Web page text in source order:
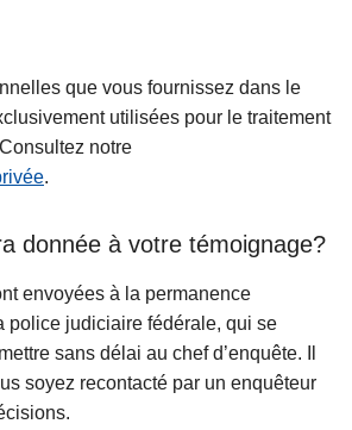
que vous fournissez dans le
utilisées pour le traitement
notre
.
donnée à votre témoignage?
envoyées à la permanence
police judiciaire fédérale, qui se
sans délai au chef d’enquête. Il
soyez recontacté par un enquêteur